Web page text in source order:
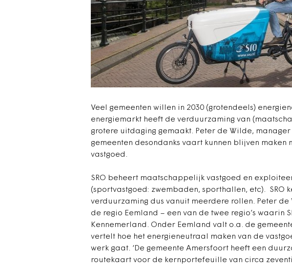
Veel gemeenten willen in 2030 (grotendeels)
energiemarkt heeft de verduurzaming van
grotere uitdaging gemaakt. Peter de Wilde, manager
gemeenten desondanks vaart kunnen blijven maken
vastgoed.
SRO beheert maatschappelijk vastgoed en
(sportvastgoed: zwembaden, sporthallen, etc). SRO
verduurzaming dus vanuit meerdere rollen. Peter
de regio Eemland – een van de twee regio’s waarin
Kennemerland. Onder Eemland valt o.a. de
vertelt hoe het energieneutraal maken van de
werk gaat. ‘De gemeente Amersfoort heeft een
routekaart voor de kernportefeuille van circa